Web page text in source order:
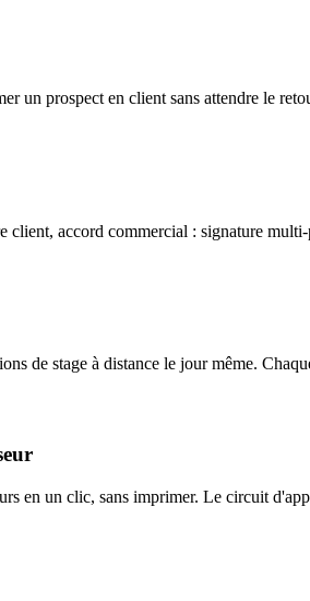
un prospect en client sans attendre le
client, accord commercial : signature
de stage à distance le jour même.
en un clic, sans imprimer. Le circuit